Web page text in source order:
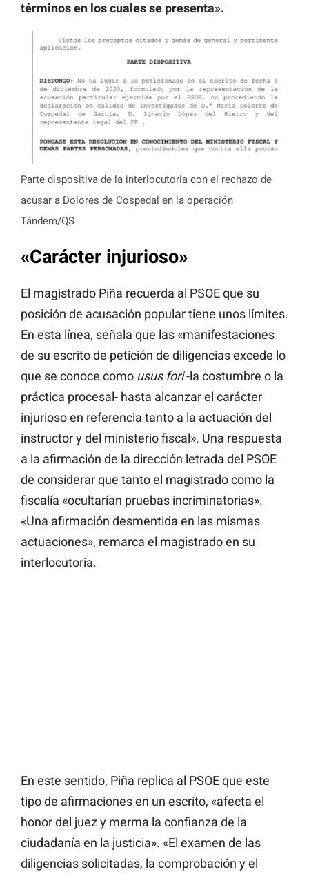
términos en los cuales se presenta».
Parte dispositiva de la interlocutoria con el rechazo de
acusar a Dolores de Cospedal en la operación
Tándem/QS
«Carácter injurioso»
El magistrado Piña recuerda al PSOE que su
posición de acusación popular tiene unos límites.
En esta línea, señala que las «manifestaciones
de su escrito de petición de diligencias excede lo
que se conoce como usus fori-la costumbre o la
práctica procesal- hasta alcanzar el carácter
injurioso en referencia tanto a la actuación del
instructor y del ministerio fiscal». Una respuesta
a la afirmación de la dirección letrada del PSOE
de considerar que tanto el magistrado como la
fiscalía «ocultarían pruebas incriminatorias».
«Una afirmación desmentida en las mismas
actuaciones», remarca el magistrado en su
interlocutoria.
En este sentido, Piña replica al PSOE que este
tipo de afirmaciones en un escrito, «afecta el
honor del juez y merma la confianza de la
ciudadanía en la justicia». «El examen de las
diligencias solicitadas, la comprobación y el